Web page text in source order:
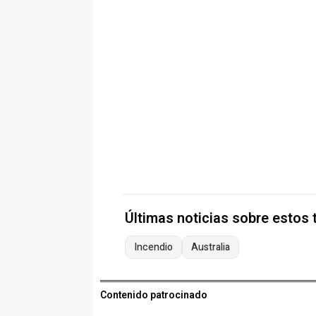
Últimas noticias sobre estos
Incendio Australia
Contenido patrocinado